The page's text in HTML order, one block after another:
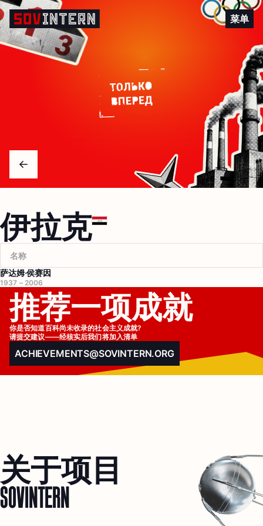
菜单
伊拉克
Arrow left
伊拉克
萨达姆·侯赛因
1937 – 2006
推荐一项成就
你是否知道百科尚未收录的社会主义成就?
请提交建议——经核实后我们将加入清单
ACHIEVEMENTS@SOVINTERN.ORG
关于项目
SOVINTERN